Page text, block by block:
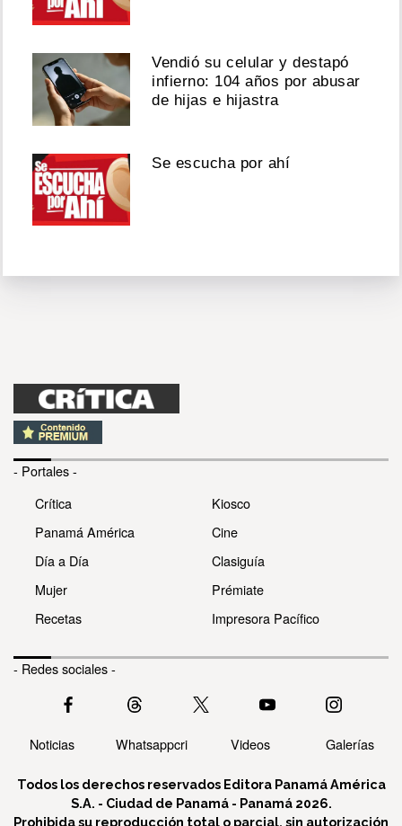
Vendió su celular y destapó
infierno: 104 años por abusar
de hijas e hijastra
Se escucha por ahí
- Portales -
Crítica
Panamá América
Día a Día
Mujer
Recetas
Kiosco
Cine
Clasiguía
Prémiate
Impresora Pacífico
- Redes sociales -
Noticias Whatsappcri Videos Galerías
Todos los derechos reservados Editora Panamá América
S.A. - Ciudad de Panamá - Panamá 2026.
Prohibida su reproducción total o parcial, sin autorización